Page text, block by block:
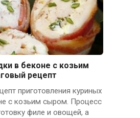
в беконе с козьим
рецепт
приготовления куриных
с козьим сыром. Процесс
филе и овощей, а